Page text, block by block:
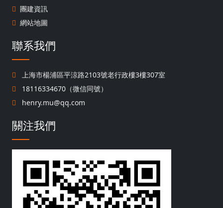
團建資訊
網站地圖
聯系我們
上海市楊浦區平涼路2103號老行政樓3樓307室
18116334670（微信同號）
henry.mu@qq.com
關注我們